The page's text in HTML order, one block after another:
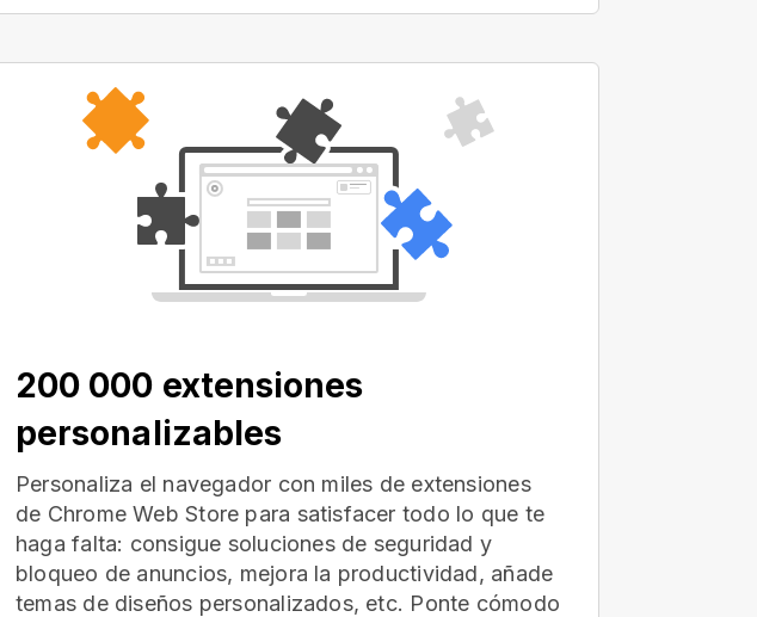
200 000 extensiones
personalizables
Personaliza el navegador con miles de extensiones
de Chrome Web Store para satisfacer todo lo que te
haga falta: consigue soluciones de seguridad y
bloqueo de anuncios, mejora la productividad, añade
temas de diseños personalizados, etc. Ponte cómodo